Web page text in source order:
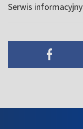
Serwis informacyjny